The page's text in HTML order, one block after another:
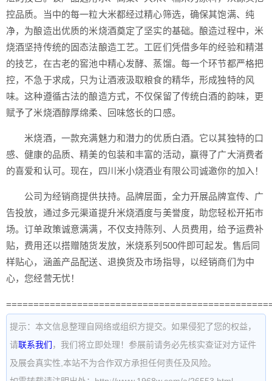
控品质。当中的每一粒大米都经过精心筛选，确保其饱满、纯
净，为酿造出优质的米烧酒奠定了坚实的基础。酿造过程中，米
烧酒坚持传统的固态法酿造工艺。工匠们凭借多年的经验和精湛
的技艺，在古老的窖池中精心发酵、蒸馏。每一个环节都严格把
控，不急于求成，只为让酒液汲取粮食的精华，形成独特的风
味。这种遵循古法的酿造方式，不仅保留了传统白酒的韵味，更
赋予了米烧酒醇厚绵柔、回味悠长的口感。
米烧酒，一款充满魅力和潜力的优质白酒。它以其独特的口
感、健康的品质、精美的包装和丰富的活动，赢得了广大消费者
的喜爱和认可。现在，四川米小烧酒业有限公司诚邀你的加入！
公司为经销商提供扶持。品牌层面，全力开展品牌宣传、广
告投放，通过多元渠道提升米烧酒度与美誉度，助您轻松开拓市
场。订单政策诚意满满，不仅支持陈列、人员费用，给予运费补
贴，费用还以搭赠随货发放，米烧系列500件即可起发。售后同
样贴心，涵盖产品配送、退换货及市场指导，以经销商们为中
心，您经营无忧！
提示：本文信息整理自网络或组织方提交。如果侵犯了您的权益，
请联系我们 ，我们将立即处理！参展前请务必先核实查证对方证件
及展会真实性,本站不为合作双方承担任何责任及风险。